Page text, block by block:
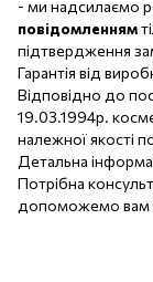
- ми надсилаємо
повідомленням
підтвердження
Гарантія від
Відповідно до
19.03.1994р.
належної якості
Детальна
Потрібна
допоможемо вам